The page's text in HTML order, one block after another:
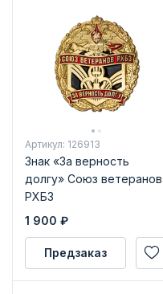
Артикул: 126913
Знак «За верность
долгу» Союз ветеранов
РХБЗ
1 900 ₽
Предзаказ